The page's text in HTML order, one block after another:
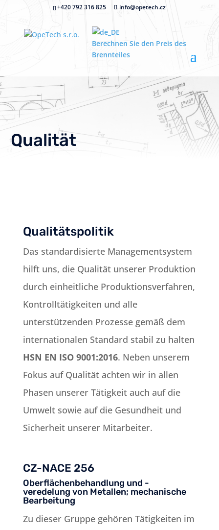
+420 792 316 825 info@opetech.cz
Berechnen Sie den Preis des
Brennteiles
Qualität
Qualitätspolitik
Das standardisierte Managementsystem
hilft uns, die Qualität unserer Produktion
durch einheitliche Produktionsverfahren,
Kontrolltätigkeiten und alle
unterstützenden Prozesse gemäß dem
internationalen Standard stabil zu halten
HSN EN ISO 9001:2016. Neben unserem
Fokus auf Qualität achten wir in allen
Phasen unserer Tätigkeit auch auf die
Umwelt sowie auf die Gesundheit und
Sicherheit unserer Mitarbeiter.
CZ-NACE 256
Oberflächenbehandlung und -
veredelung von Metallen; mechanische
Bearbeitung
Zu dieser Gruppe gehören Tätigkeiten im